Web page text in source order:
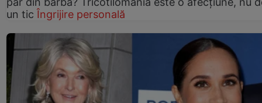
un tic Îngrijire personală